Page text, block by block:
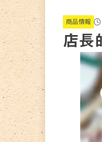
商品情報
店長